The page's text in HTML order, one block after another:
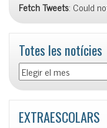
Fetch Tweets: Could
Totes les notícies
Totes
les
notícies
EXTRAESCOLARS